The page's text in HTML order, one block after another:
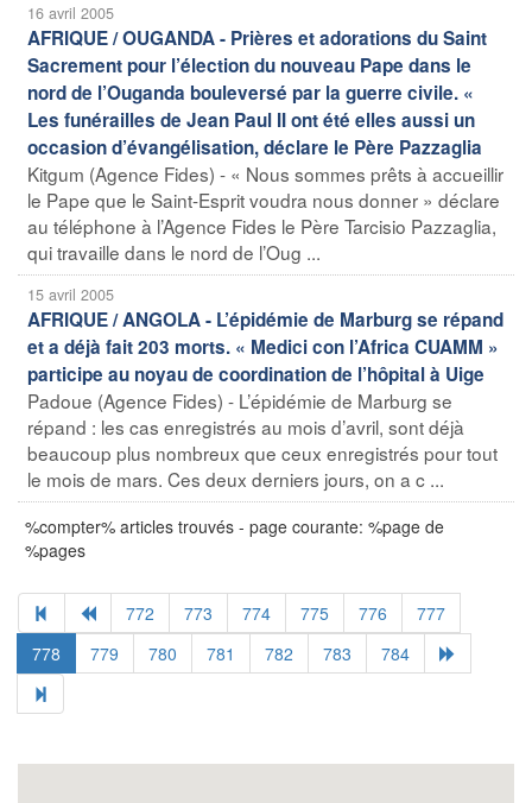
16 avril 2005
AFRIQUE / OUGANDA - Prières et adorations du Saint
Sacrement pour l’élection du nouveau Pape dans le
nord de l’Ouganda bouleversé par la guerre civile. «
Les funérailles de Jean Paul II ont été elles aussi un
occasion d’évangélisation, déclare le Père Pazzaglia
Kitgum (Agence Fides) - « Nous sommes prêts à accueillir
le Pape que le Saint-Esprit voudra nous donner » déclare
au téléphone à l’Agence Fides le Père Tarcisio Pazzaglia,
qui travaille dans le nord de l’Oug ...
15 avril 2005
AFRIQUE / ANGOLA - L’épidémie de Marburg se répand
et a déjà fait 203 morts. « Medici con l’Africa CUAMM »
participe au noyau de coordination de l’hôpital à Uige
Padoue (Agence Fides) - L’épidémie de Marburg se
répand : les cas enregistrés au mois d’avril, sont déjà
beaucoup plus nombreux que ceux enregistrés pour tout
le mois de mars. Ces deux derniers jours, on a c ...
%compter% articles trouvés - page courante: %page de
%pages
772 773 774 775 776
777
778
779 780 781 782 783 784